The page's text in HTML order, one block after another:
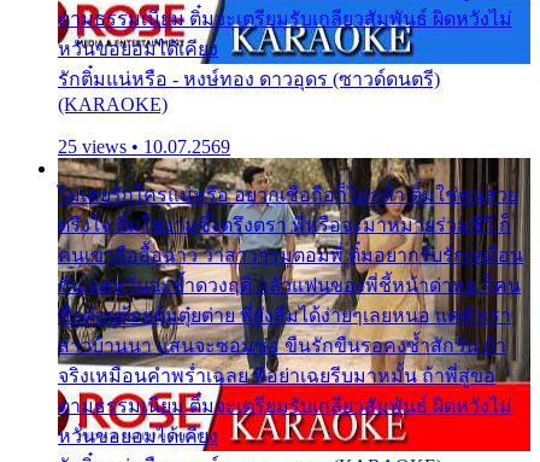
ตามธรรมเนียม ติ๋มจะเตรียมรับเกลียวสัมพันธ์ ผิดหวังไม่
หวั่นขอยอมได้เคียง
รักติ๋มแน่หรือ - หงษ์ทอง ดาวอุดร (ซาวด์ดนตรี)
(KARAOKE)
25 views • 10.07.2569
ไม่เคยรักใครแน่หรือ อยากเชื่อถือก็ไม่กล้า ติ๋มใช่คนสวย
ตรึงใจ ติ๋มใช่งามซึ้งตรึงตรา พี่หรือจะมาหมายร่วมชีวี ก็
คนเขาลืออื้อฉาว ว่าสาวๆรุมตอมพี่ ติ๋มอยากรับรักเหมือน
กัน แต่หวั่นจะช้ำดวงฤดี กลัวแฟนของพี่ชี้หน้าด่าทอ ก็คน
ชื่อต๋อยต้อยตุ้มตุ๋ยต่าย พี่ยังลืมได้ง่ายๆเลยหนอ แค่ตัวเรา
สาวบ้านนา แสนจะซอมซ่อ ขืนรักขืนรอคงช้ำสักวัน ถ้า
จริงเหมือนคำพร่ำเฉลย พี่อย่าเฉยรีบมาหมั้น ถ้าพี่สู่ขอ
ตามธรรมเนียม ติ๋มจะเตรียมรับเกลียวสัมพันธ์ ผิดหวังไม่
หวั่นขอยอมได้เคียง